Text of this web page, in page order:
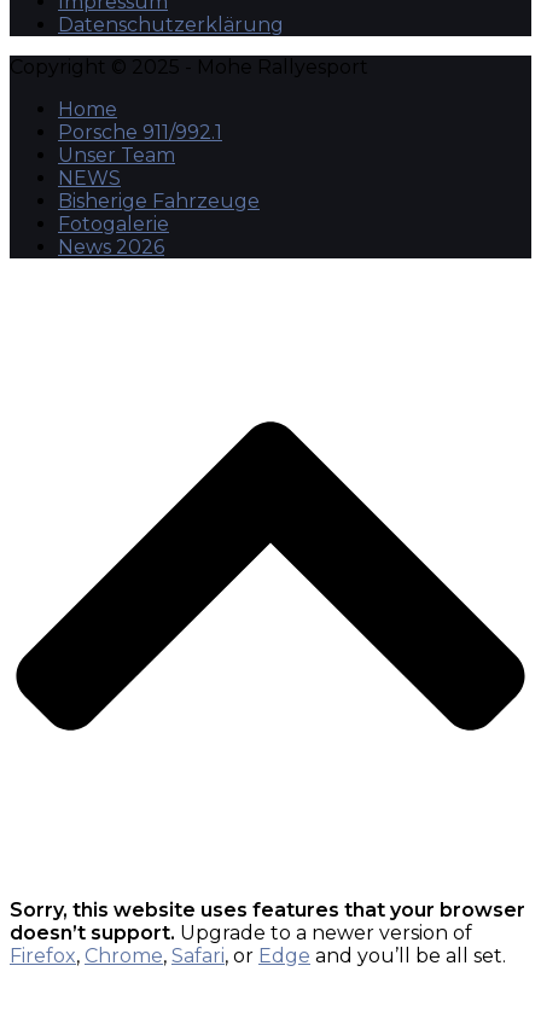
Datenschutzerklärung
Copyright © 2025 - Mohe Rallyesport
Home
Porsche 911/992.1
Unser Team
NEWS
Bisherige Fahrzeuge
Fotogalerie
News 2026
Sorry, this website uses features that your browser
doesn’t support. Upgrade to a newer version of
Firefox, Chrome, Safari, or Edge and you’ll be all set.